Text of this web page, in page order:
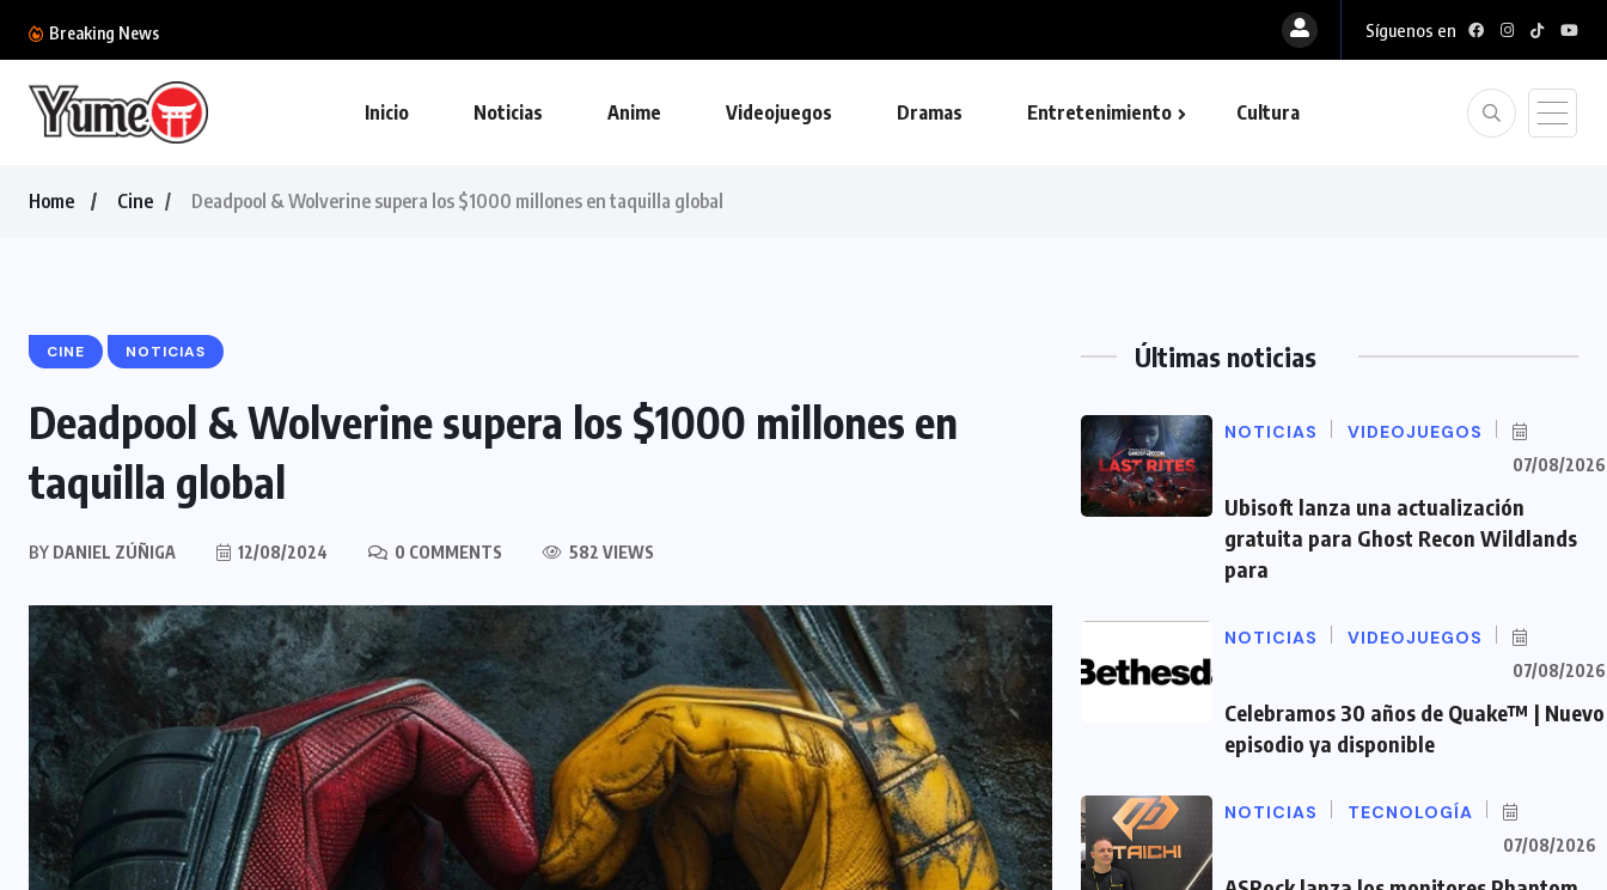
Breaking News Síguenos en
Inicio Noticias Anime Videojuegos Dramas Entretenimiento Cultura
Home Cine Deadpool & Wolverine supera los $1000 millones en taquilla global
CINE NOTICIAS
Deadpool & Wolverine supera los $1000 millones en
taquilla global
BY DANIEL ZÚÑIGA 12/08/2024 0 COMMENTS 582 VIEWS
Últimas noticias
NOTICIAS VIDEOJUEGOS
07/08/2026
Ubisoft lanza una actualización
gratuita para Ghost Recon Wildlands
para
NOTICIAS VIDEOJUEGOS
07/08/2026
Celebramos 30 años de Quake™ | Nuevo
episodio ya disponible
NOTICIAS TECNOLOGÍA
07/08/2026